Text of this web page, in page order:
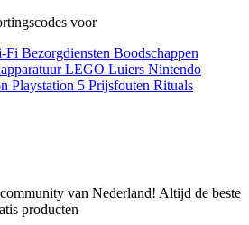
voor
Fi Bezorgdiensten Boodschappen
LEGO Luiers Nintendo
Playstation 5 Prijsfouten Rituals
van Nederland! Altijd de beste
producten